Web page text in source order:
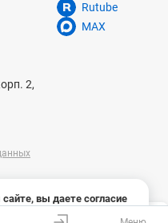
вы даете согласие
cookies и сбор данных
2,
Rutube
MAX
характер и не является
Статьи 437